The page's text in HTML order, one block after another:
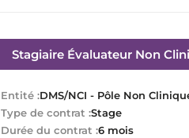
Stagiaire Évaluateur Non
Entité :DMS/NCI - Pôle Non
Type de contrat :Stage
Durée du contrat :6 mois